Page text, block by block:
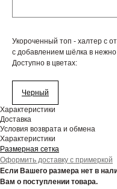
Укороченный топ - халтер с
с добавлением шёлка в
Доступно в цветах:
Черный
Характеристики
Доставка
Условия возврата и обмена
Характеристики
Размерная сетка
Оформить доставку с примеркой
Если Вашего размера нет в
Вам о поступлении товара.